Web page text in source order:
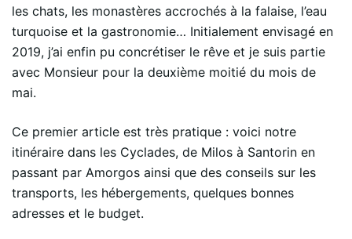
les chats, les monastères accrochés à la falaise, l’eau
turquoise et la gastronomie… Initialement envisagé en
2019, j’ai enfin pu concrétiser le rêve et je suis partie
avec Monsieur pour la deuxième moitié du mois de
mai.
Ce premier article est très pratique : voici notre
itinéraire dans les Cyclades, de Milos à Santorin en
passant par Amorgos ainsi que des conseils sur les
transports, les hébergements, quelques bonnes
adresses et le budget.